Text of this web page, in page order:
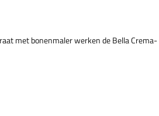
met bonenmaler werken de Bella Crema-